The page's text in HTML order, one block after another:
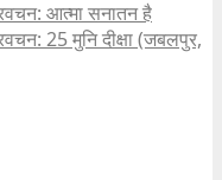
आत्मा सनातन है
25 मुनि दीक्षा (जबलपुर,